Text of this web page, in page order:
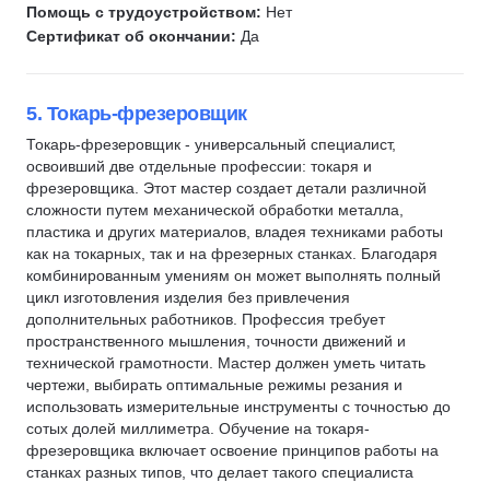
Помощь с трудоустройством: Нет
Сертификат об окончании: Да
5. Токарь-фрезеровщик
Токарь-фрезеровщик - универсальный специалист,
освоивший две отдельные профессии: токаря и
фрезеровщика. Этот мастер создает детали различной
сложности путем механической обработки металла,
пластика и других материалов, владея техниками работы
как на токарных, так и на фрезерных станках. Благодаря
комбинированным умениям он может выполнять полный
цикл изготовления изделия без привлечения
дополнительных работников. Профессия требует
пространственного мышления, точности движений и
технической грамотности. Мастер должен уметь читать
чертежи, выбирать оптимальные режимы резания и
использовать измерительные инструменты с точностью до
сотых долей миллиметра. Обучение на токаря-
фрезеровщика включает освоение принципов работы на
станках разных типов, что делает такого специалиста